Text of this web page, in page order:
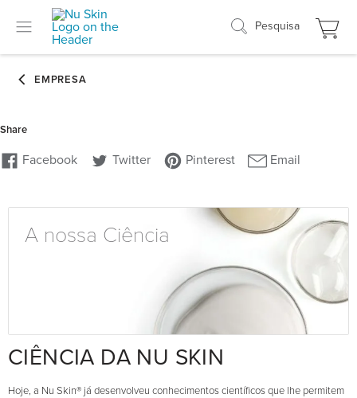
Pesquisa
A nossa Ciência
CIÊNCIA DA NU SKIN
Hoje, a Nu Skin® já desenvolveu conhecimentos científicos que lhe permitem